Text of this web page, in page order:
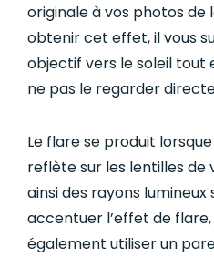
originale à vos photos de
obtenir cet effet, il vous
objectif vers le soleil tout
ne pas le regarder
Le flare se produit
reflète sur les lentilles
ainsi des rayons lumineux
accentuer l’effet de flare,
également utiliser un